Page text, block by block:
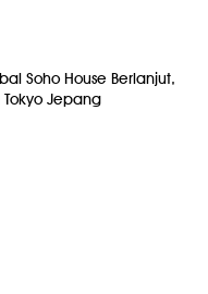
Soho House Berlanjut,
Jepang